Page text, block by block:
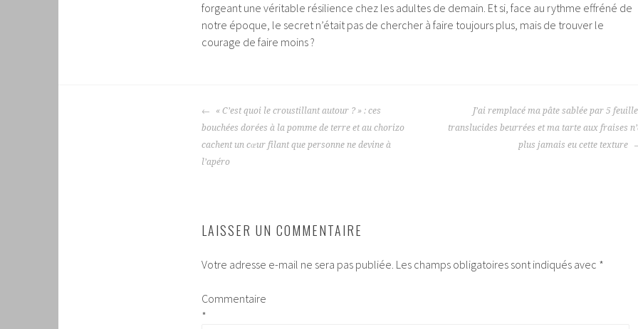
forgeant une véritable résilience chez les adultes de demain. Et si, face au rythme effréné de
notre époque, le secret n’était pas de chercher à faire toujours plus, mais de trouver le
courage de faire moins ?
NAVIGATION
DES
ARTICLES
« C’est quoi le croustillant autour ? » : ces
bouchées dorées à la pomme de terre et au chorizo
cachent un cœur filant que personne ne devine à
l’apéro
J’ai remplacé ma pâte sablée par 5
translucides beurrées et ma tarte aux fraises
plus jamais eu cette texture
LAISSER UN COMMENTAIRE
Votre adresse e-mail ne sera pas publiée. Les champs obligatoires sont indiqués avec *
Commentaire
*